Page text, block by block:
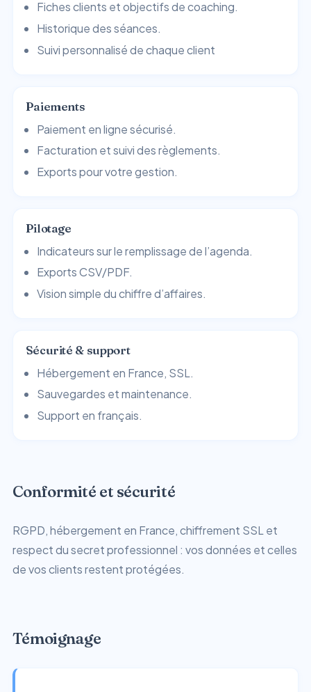
Fiches clients et objectifs de coaching.
Historique des séances.
Suivi personnalisé de chaque client
Paiements
Paiement en ligne sécurisé.
Facturation et suivi des règlements.
Exports pour votre gestion.
Pilotage
Indicateurs sur le remplissage de l’agenda.
Exports CSV/PDF.
Vision simple du chiffre d’affaires.
Sécurité & support
Hébergement en France, SSL.
Sauvegardes et maintenance.
Support en français.
Conformité et sécurité
RGPD, hébergement en France, chiffrement SSL et
respect du secret professionnel : vos données et celles
de vos clients restent protégées.
Témoignage